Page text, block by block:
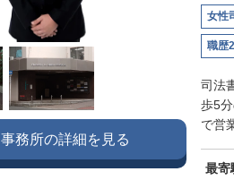
女性
職歴
司法
歩5
で営
最寄
事務所の詳細を見る